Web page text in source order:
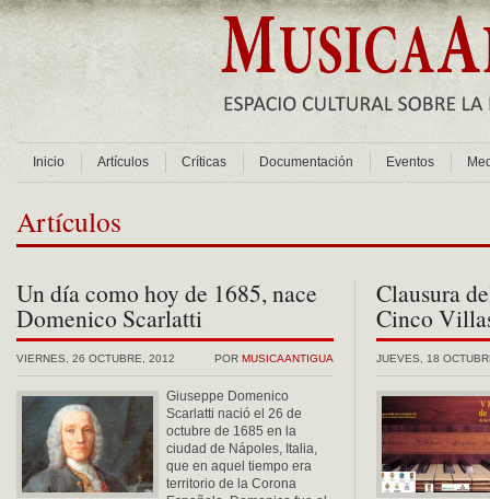
Inicio Artículos Críticas Documentación Eventos
Artículos
Un día como hoy de 1685, nace
Domenico Scarlatti
POR MUSICAANTIGUA
VIERNES, 26 OCTUBRE, 2012
Giuseppe Domenico
Scarlatti nació el 26 de
octubre de 1685 en la
ciudad de Nápoles, Italia,
que en aquel tiempo era
territorio de la Corona
Clausura
Cinco
JUEVES, 18